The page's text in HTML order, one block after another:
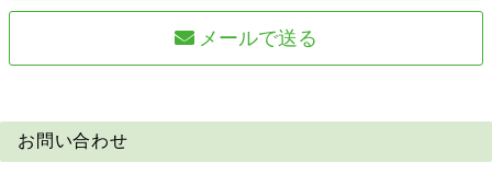
メールで送る
お問い合わせ